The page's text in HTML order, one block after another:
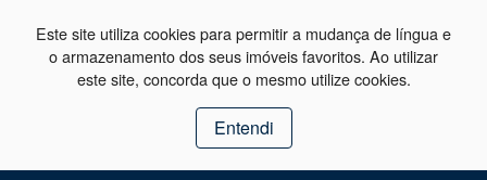
Este site utiliza cookies para permitir a mudança de língua e
o armazenamento dos seus imóveis favoritos. Ao utilizar
este site, concorda que o mesmo utilize cookies.
Entendi